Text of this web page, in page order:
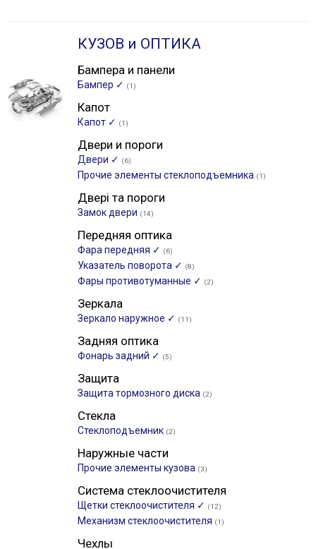
КУЗОВ и ОПТИКА
Бампера и панели
Бампер ✓ (1)
Капот
Капот ✓ (1)
Двери и пороги
Двери ✓ (6)
Прочие элементы стеклоподъемника (1)
Двері та пороги
Замок двери (14)
Передняя оптика
Фара передняя ✓ (6)
Указатель поворота ✓ (8)
Фары противотуманные ✓ (2)
Зеркала
Зеркало наружное ✓ (11)
Задняя оптика
Фонарь задний ✓ (5)
Защита
Защита тормозного диска (2)
Стекла
Стеклоподъемник (2)
Наружные части
Прочие элементы кузова (3)
Система стеклоочистителя
Щетки стеклоочистителя ✓ (12)
Механизм стеклоочистителя (1)
Чехлы